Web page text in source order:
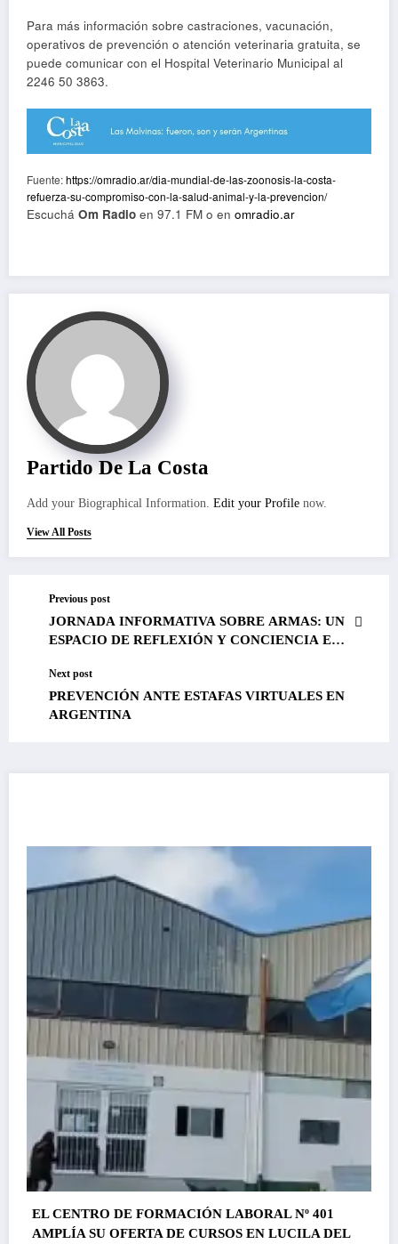
Para más información sobre castraciones, vacunación,
operativos de prevención o atención veterinaria gratuita, se
puede comunicar con el Hospital Veterinario Municipal al
2246 50 3863.
Fuente:https://omradio.ar/dia-mundial-de-las-zoonosis-la-costa-
refuerza-su-compromiso-con-la-salud-animal-y-la-prevencion/
Escuchá Om Radio en 97.1 FM o en omradio.ar
Partido De La Costa
Add your Biographical Information. Edit your Profile now.
View All Posts
Previous post
JORNADA INFORMATIVA SOBRE ARMAS: UN
ESPACIO DE REFLEXIÓN Y CONCIENCIA EN
Next post
PREVENCIÓN ANTE ESTAFAS VIRTUALES EN
ARGENTINA
EL CENTRO DE FORMACIÓN LABORAL Nº 401
AMPLÍA SU OFERTA DE CURSOS EN LUCILA DEL